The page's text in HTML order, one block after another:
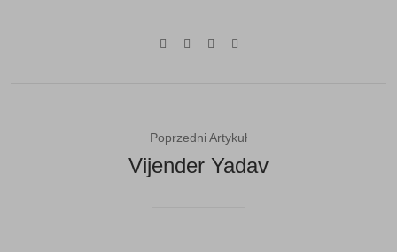
Poprzedni Artykuł
Vijender Yadav